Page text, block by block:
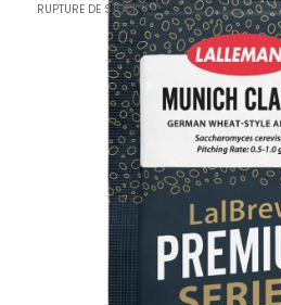
RUPTURE DE STOCK